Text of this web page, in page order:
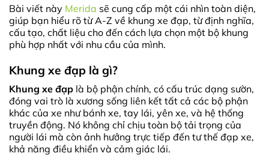
Bài viết này Merida sẽ cung cấp một cái nhìn toàn diện,
giúp bạn hiểu rõ từ A-Z về khung xe đạp, từ định nghĩa,
cấu tạo, chất liệu cho đến cách lựa chọn một bộ khung
phù hợp nhất với nhu cầu của mình.
Khung xe đạp là gì?
Khung xe đạp là bộ phận chính, có cấu trúc dạng sườn,
đóng vai trò là xương sống liên kết tất cả các bộ phận
khác của xe như bánh xe, tay lái, yên xe, và hệ thống
truyền động. Nó không chỉ chịu toàn bộ tải trọng của
người lái mà còn ảnh hưởng trực tiếp đến tư thế đạp xe,
khả năng điều khiển và cảm giác lái.